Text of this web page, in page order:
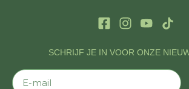
SCHRIJF JE IN VOOR ONZE
E-mail